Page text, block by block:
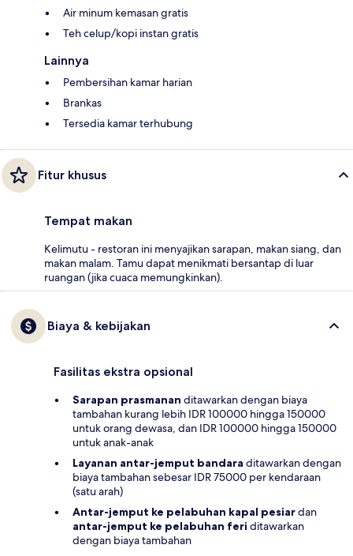
Air minum kemasan gratis
Teh celup/kopi instan gratis
Lainnya
Pembersihan kamar harian
Brankas
Tersedia kamar terhubung
Fitur khusus
Tempat makan
Kelimutu - restoran ini menyajikan sarapan, makan siang, dan
makan malam. Tamu dapat menikmati bersantap di luar
ruangan (jika cuaca memungkinkan).
Biaya & kebijakan
Fasilitas ekstra opsional
Sarapan prasmanan ditawarkan dengan biaya
tambahan kurang lebih IDR 100000 hingga 150000
untuk orang dewasa, dan IDR 100000 hingga 150000
untuk anak-anak
Layanan antar-jemput bandara ditawarkan dengan
biaya tambahan sebesar IDR 75000 per kendaraan
(satu arah)
Antar-jemput ke pelabuhan kapal pesiardan
antar-jemput ke pelabuhan feri ditawarkan
dengan biaya tambahan